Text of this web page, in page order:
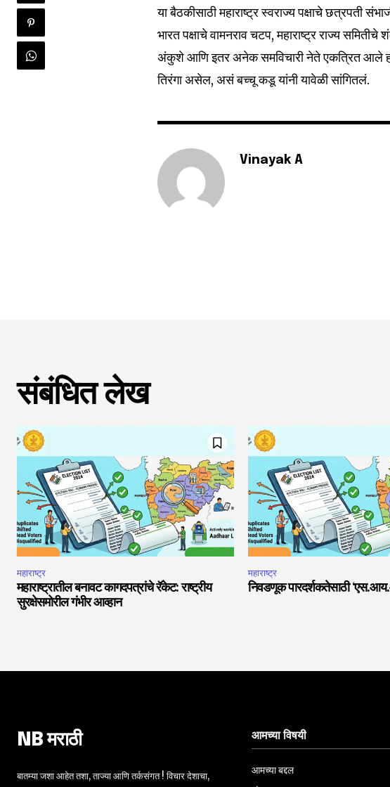
6,300
या बैठकीसाठी महाराष्ट्र स्वराज्य पक्षाचे छत्रपती
भारत पक्षाचे वामनराव चटप, महाराष्ट्र राज्य
अंकुशे आणि इतर अनेक समविचारी नेते एकत्रित आले
तिरंगा असेल, असं बच्चू कडू यांनी यावेळी सांगितलं.
Vinayak A
संबंधित लेख
महाराष्ट्र
महाराष्ट्रातील बनावट कागदपत्रांचे रॅकेट: राष्ट्रीय
सुरक्षेसमोरील गंभीर आव्हान
महाराष्ट्र
निवडणूक पारदर्शकतेसाठी
NB मराठी
बातम्या जशा आहेत तशा, ताज्या आणि तर्कसंगत ! विचार देशाचा,
आमच्या विषयी
आमच्या बद्दल